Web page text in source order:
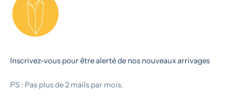
Inscrivez-vous pour être alerté de nos nouveaux arrivages
PS : Pas plus de 2 mails par mois.